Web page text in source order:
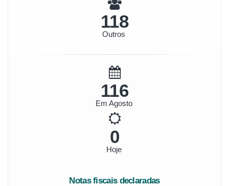
126
Outros
124
Em Agosto
0
Hoje
Notas fiscais declaradas